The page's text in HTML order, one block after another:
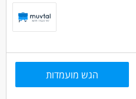
הגש מועמדות